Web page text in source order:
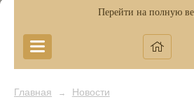
Перейти на полную
Главная → Новости